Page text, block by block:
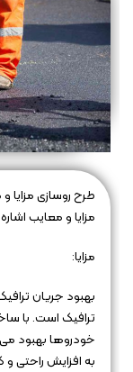
طرح روسازی مزایا
مزایا و معایب
مزایا:
بهبود جریان
ترافیک است. با
خودروها بهبود
به افزایش راحتی